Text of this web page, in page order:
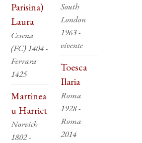
Parisina)
Laura
Cesena
(FC) 1404 -
Ferrara
1425
Martinea
u Harriet
Norvich
1802 -
South
London
1963 -
vivente
Toesca
Ilaria
Roma
1928 -
Roma
2014